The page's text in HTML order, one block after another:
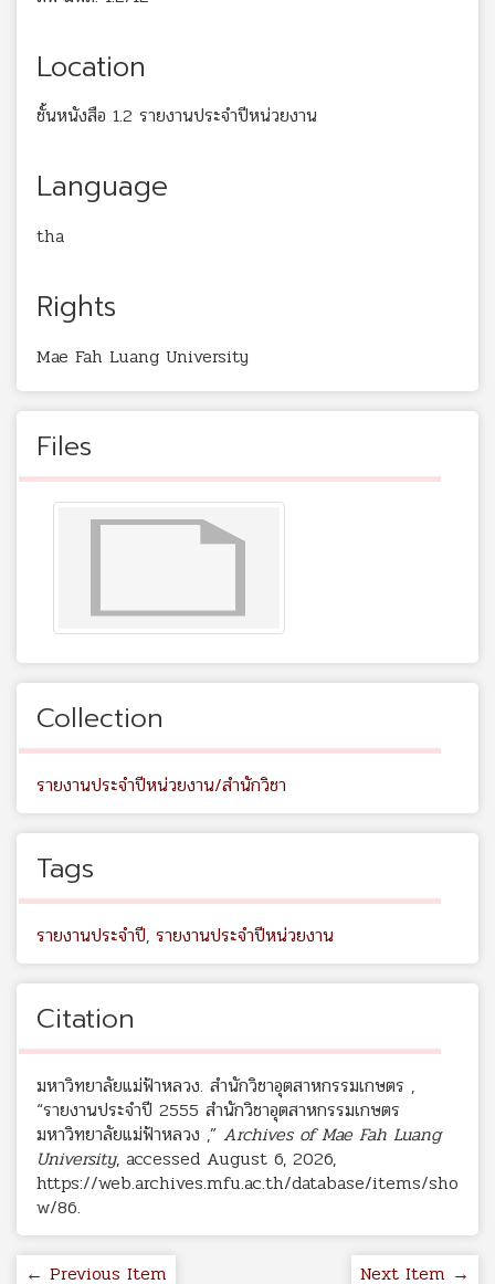
Location
ชั้นหนังสือ 1.2 รายงานประจำปีหน่วยงาน
Language
tha
Rights
Mae Fah Luang University
Files
Collection
รายงานประจำปีหน่วยงาน/สำนักวิชา
Tags
รายงานประจำปี, รายงานประจำปีหน่วยงาน
Citation
มหาวิทยาลัยแม่ฟ้าหลวง. สำนักวิชาอุตสาหกรรมเกษตร ,
“รายงานประจำปี 2555 สำนักวิชาอุตสาหกรรมเกษตร
มหาวิทยาลัยแม่ฟ้าหลวง ,” Archives of Mae Fah Luang
University, accessed August 6, 2026,
https://web.archives.mfu.ac.th/database/items/sho
w/86.
← Previous Item Next Item →